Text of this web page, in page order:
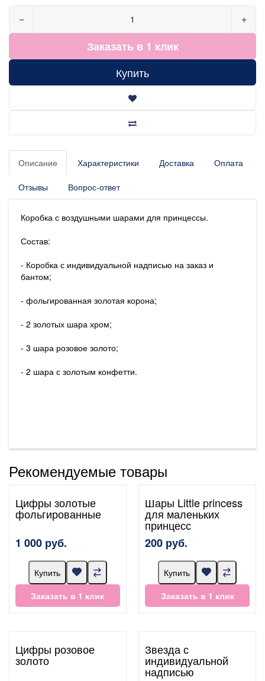
− +
Заказать в 1 клик
Купить
Описание Характеристики Доставка Оплата
Отзывы Вопрос-ответ
Коробка с воздушными шарами для принцессы.
Состав:
- Коробка с индивидуальной надписью на заказ и
бантом;
- фольгированная золотая корона;
- 2 золотых шара хром;
- 3 шара розовое золото;
- 2 шара с золотым конфетти.
Рекомендуемые товары
Цифры золотые
фольгированные
1 000 руб.
Купить
Заказать в 1 клик
Шары Little princess
для маленьких
принцесс
200 руб.
Купить
Заказать в 1 клик
Цифры розовое
золото
Звезда с
индивидуальной
надписью